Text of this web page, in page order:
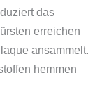
das
erreichen
ansammelt.
hemmen